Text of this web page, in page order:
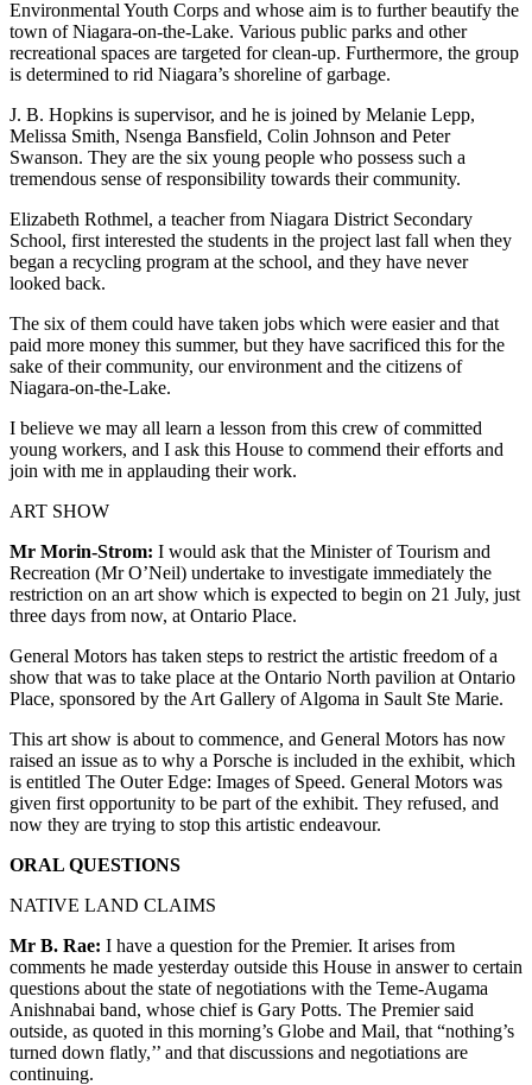
Environmental Youth Corps and whose aim is to further beautify the
town of Niagara-on-the-Lake. Various public parks and other
recreational spaces are targeted for clean-up. Furthermore, the group
is determined to rid Niagara’s shoreline of garbage.
J. B. Hopkins is supervisor, and he is joined by Melanie Lepp,
Melissa Smith, Nsenga Bansfield, Colin Johnson and Peter
Swanson. They are the six young people who possess such a
tremendous sense of responsibility towards their community.
Elizabeth Rothmel, a teacher from Niagara District Secondary
School, first interested the students in the project last fall when they
began a recycling program at the school, and they have never
looked back.
The six of them could have taken jobs which were easier and that
paid more money this summer, but they have sacrificed this for the
sake of their community, our environment and the citizens of
Niagara-on-the-Lake.
I believe we may all learn a lesson from this crew of committed
young workers, and I ask this House to commend their efforts and
join with me in applauding their work.
ART SHOW
Mr Morin-Strom: I would ask that the Minister of Tourism and
Recreation (Mr O’Neil) undertake to investigate immediately the
restriction on an art show which is expected to begin on 21 July, just
three days from now, at Ontario Place.
General Motors has taken steps to restrict the artistic freedom of a
show that was to take place at the Ontario North pavilion at Ontario
Place, sponsored by the Art Gallery of Algoma in Sault Ste Marie.
This art show is about to commence, and General Motors has now
raised an issue as to why a Porsche is included in the exhibit, which
is entitled The Outer Edge: Images of Speed. General Motors was
given first opportunity to be part of the exhibit. They refused, and
now they are trying to stop this artistic endeavour.
ORAL QUESTIONS
NATIVE LAND CLAIMS
Mr B. Rae: I have a question for the Premier. It arises from
comments he made yesterday outside this House in answer to certain
questions about the state of negotiations with the Teme-Augama
Anishnabai band, whose chief is Gary Potts. The Premier said
outside, as quoted in this morning’s Globe and Mail, that “nothing’s
turned down flatly,’’ and that discussions and negotiations are
continuing.